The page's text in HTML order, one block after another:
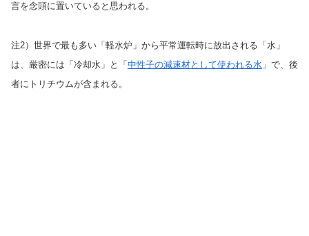
言を念頭に置いていると思われる。
注2）世界で最も多い「軽水炉」から平常運転時に放出される「水」
は、厳密には「冷却水」と「 中性子の減速材として使われる水 」で、後
者にトリチウムが含まれる。